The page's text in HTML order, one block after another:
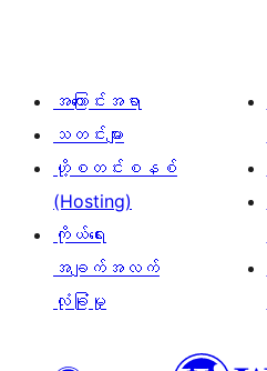
အကြောင်းအရာ
သတင်းများ
ဟို့စတင်းစနစ်
(Hosting)
ကိုယ်ရေး
အချက်အလက်
လုံခြုံမှု